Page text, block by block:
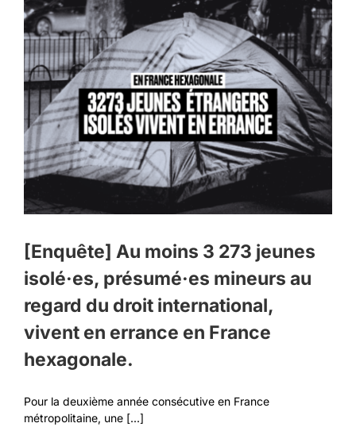
[Enquête] Au moins 3 273 jeunes
isolé·es, présumé·es mineurs au
regard du droit international,
vivent en errance en France
hexagonale.
Pour la deuxième année consécutive en France
métropolitaine, une [...]